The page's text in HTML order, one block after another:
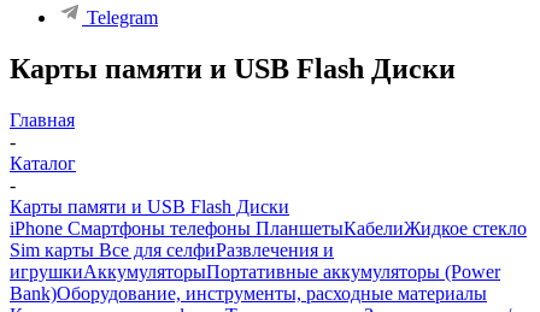
Telegram
Карты памяти и USB Flash Диски
Главная
-
Каталог
-
Карты памяти и USB Flash Диски
iPhone Смартфоны телефоны ПланшетыКабелиЖидкое стекло
Sim карты Все для селфиРазвлечения и
игрушкиАккумуляторыПортативные аккумуляторы (Power
Bank)Оборудование, инструменты, расходные материалы